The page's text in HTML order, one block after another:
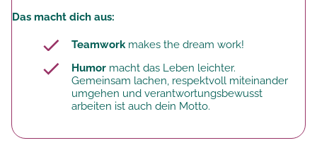
Das macht dich aus:
Teamworkmakes the dream work!
Humor macht das Leben leichter.
Gemeinsam lachen, respektvoll miteinander
umgehen und verantwortungsbewusst
arbeiten ist auch dein Motto.